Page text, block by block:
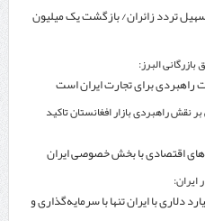
تردد زائران/ بازگشت یک میلیون
البرز:
راهبردی برای تجارت ایران است
نقش راهبردی بازار افغانستان تاکید
اقتصادی با بخش خصوصی ایران
ایران:
تجارت سالانه ۱۰ میلیارد دلاری با ایران تنها با سرمایه‌گذاری و